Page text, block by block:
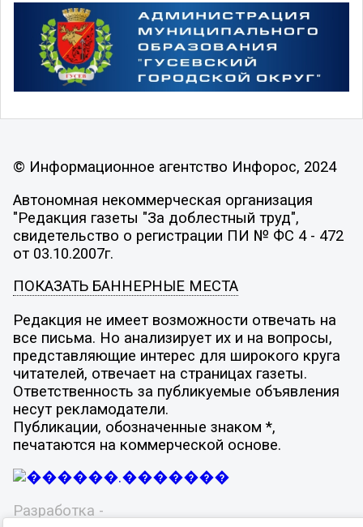
© Информационное агентство Инфорос, 2024
Автономная некоммерческая организация
"Редакция газеты "За доблестный труд",
свидетельство о регистрации ПИ № ФС 4 - 472
от 03.10.2007г.
ПОКАЗАТЬ БАННЕРНЫЕ МЕСТА
Редакция не имеет возможности отвечать на
все письма. Но анализирует их и на вопросы,
представляющие интерес для широкого круга
читателей, отвечает на страницах газеты.
Ответственность за публикуемые объявления
несут рекламодатели.
Публикации, обозначенные знаком *,
печатаются на коммерческой основе.
Разработка -